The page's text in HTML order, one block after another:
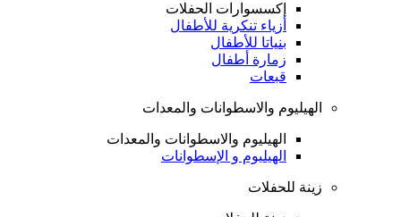
إكسسوارات الحفلات
أزياء تنكرية للأطفال
بنياتا للأطفال
زمارة أطفال
قبعات
الهيليوم والاسطوانات والمعدات
الهيليوم والاسطوانات والمعدات
الهيليوم و الإسطوانات
زينة للحفلات